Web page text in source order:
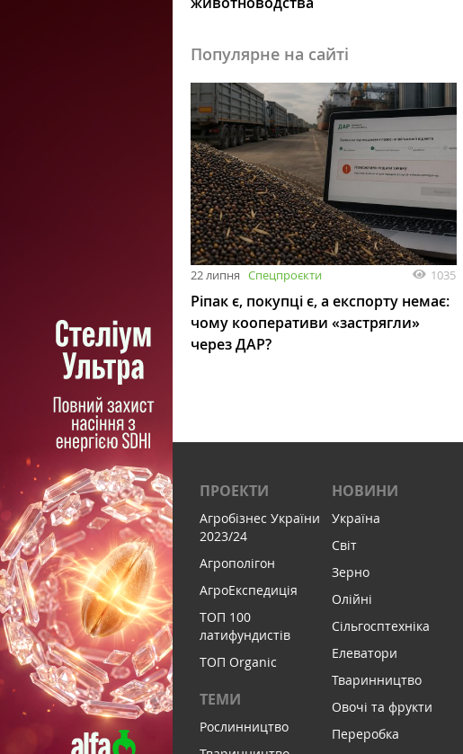
Популярне на сайті
22 липня Спецпроєкти 1035
Ріпак є, покупці є, а експорту немає:
чому кооперативи «застрягли»
через ДАР?
ПРОЕКТИ
Агробізнес України
2023/24
Агрополігон
АгроЕкспедиція
ТОП 100
латифундистів
ТОП Organic
ТЕМИ
Рослинництво
НОВИНИ
Україна
Світ
Зерно
Олійні
Сільгосптехніка
Елеватори
Тваринництво
Овочі та фрукти
Переробка